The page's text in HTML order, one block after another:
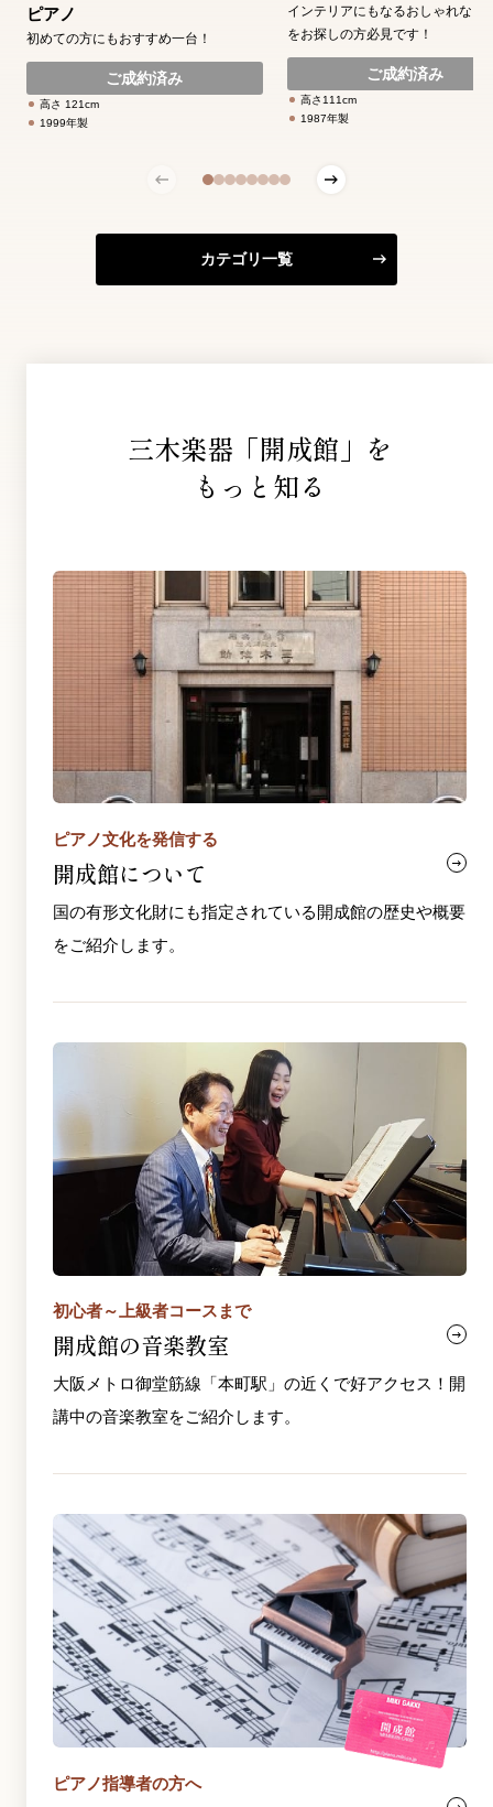
ピアノ
初めての方にもおすすめ一台！
ご成約済み
高さ 121cm
1999年製
インテリアにもなるおしゃれなピ
をお探しの方必見です！
ご成約済み
高さ111cm
1987年製
カテゴリ一覧
三木楽器「開成館」を
もっと知る
ピアノ文化を発信する
開成館について
国の有形文化財にも指定されている開成館の歴史や概要
をご紹介します。
初心者～上級者コースまで
開成館の音楽教室
大阪メトロ御堂筋線「本町駅」の近くで好アクセス！開
講中の音楽教室をご紹介します。
ピアノ指導者の方へ